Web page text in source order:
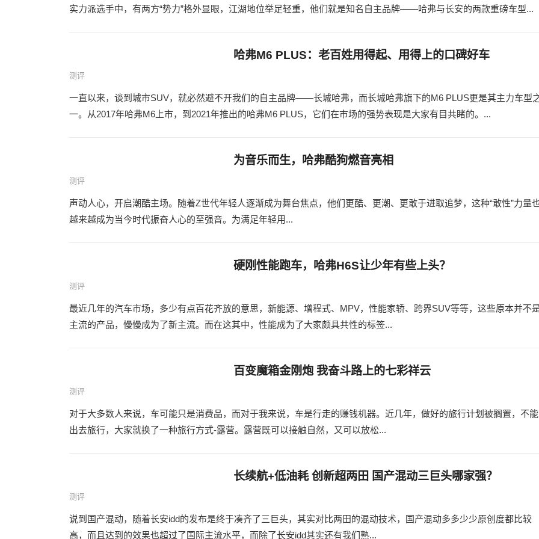
实力派选手中，有两方“势力”格外显眼，江湖地位举足轻重，他们就是知名自主品牌——哈弗与长安的两款重磅车型...
哈弗M6 PLUS：老百姓用得起、用得上的口碑好车
测评
一直以来，谈到城市SUV，就必然避不开我们的自主品牌——长城哈弗，而长城哈弗旗下的M6 PLUS更是其主力车型
一。从2017年哈弗M6上市，到2021年推出的哈弗M6 PLUS，它们在市场的强势表现是大家有目共睹的。...
为音乐而生，哈弗酷狗燃音亮相
测评
声动人心，开启潮酷主场。随着Z世代年轻人逐渐成为舞台焦点，他们更酷、更潮、更敢于进取追梦，这种“敢性”力量
越来越成为当今时代振奋人心的至强音。为满足年轻用...
硬刚性能跑车，哈弗H6S让少年有些上头？
测评
最近几年的汽车市场，多少有点百花齐放的意思，新能源、增程式、MPV，性能家轿、跨界SUV等等，这些原本并不
主流的产品，慢慢成为了新主流。而在这其中，性能成为了大家颇具共性的标签...
百变魔箱金刚炮 我奋斗路上的七彩祥云
测评
对于大多数人来说，车可能只是消费品，而对于我来说，车是行走的赚钱机器。近几年，做好的旅行计划被搁置，不能
出去旅行，大家就换了一种旅行方式-露营。露营既可以接触自然，又可以放松...
长续航+低油耗 创新超两田 国产混动三巨头哪家强？
测评
说到国产混动，随着长安idd的发布是终于凑齐了三巨头，其实对比两田的混动技术，国产混动多多少少原创度都比较
高，而且达到的效果也超过了国际主流水平，而除了长安idd其实还有我们熟...